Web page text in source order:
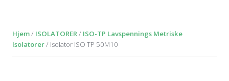
Hjem/ ISOLATORER/ ISO-TP Lavspennings Metriske
Isolatorer/ Isolator ISO TP 50M10